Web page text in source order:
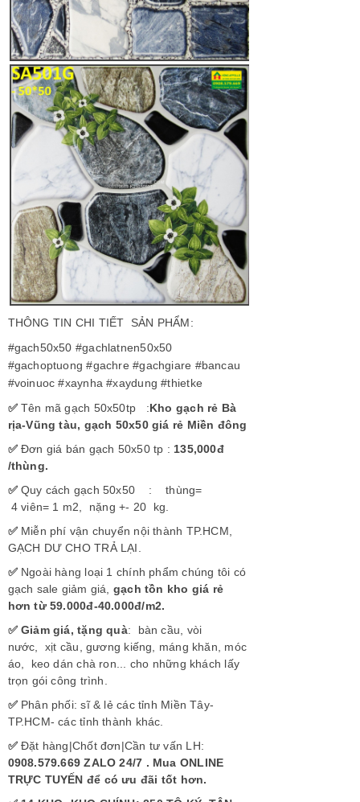
THÔNG TIN CHI TIẾT SẢN PHẨM:
#gach50x50 #gachlatnen50x50
#gachoptuong #gachre #gachgiare #bancau
#voinuoc #xaynha #xaydung #thietke
✅ Tên mã gạch 50x50tp :Kho gạch rẻ Bà
rịa-Vũng tàu, gạch 50x50 giá rẻ Miền đông
✅ Đơn giá bán gạch 50x50 tp : 135,000đ
/thùng.
✅ Quy cách gạch 50x50 : thùng=
4 viên= 1 m2, nặng +- 20 kg.
✅ Miễn phí vận chuyển nội thành TP.HCM,
GẠCH DƯ CHO TRẢ LẠI.
✅ Ngoài hàng loại 1 chính phẩm chúng tôi có
gạch sale giảm giá, gạch tồn kho giá rẻ
hơn từ 59.000đ-40.000đ/m2.
✅ Giảm giá, tặng quà: bàn cầu, vòi
nước, xịt cầu, gương kiếng, máng khăn, móc
áo, keo dán chà ron... cho những khách lấy
trọn gói công trình.
✅ Phân phối: sĩ & lẻ các tỉnh Miền Tây-
TP.HCM- các tỉnh thành khác.
✅ Đặt hàng|Chốt đơn|Cần tư vấn LH:
0908.579.669 ZALO 24/7 . Mua ONLINE
TRỰC TUYẾN để có ưu đãi tốt hơn.